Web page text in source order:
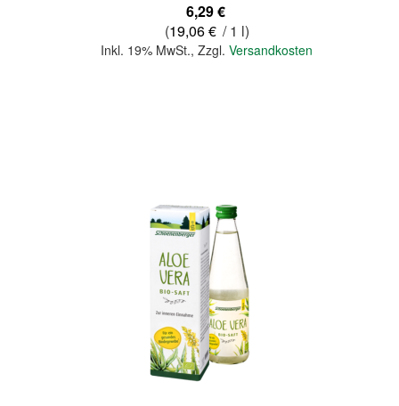
6,29 €
(19,06 € / 1 l)
Inkl. 19% MwSt.,Zzgl.Versandkosten